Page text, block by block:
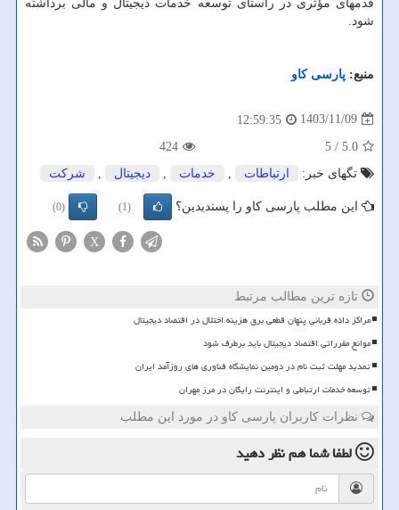
قدمهای مؤثری در راستای توسعه خدمات دیجیتال و مالی برداشته
شود.
منبع: پارسی كاو
1403/11/09
12:59:35
5.0
/ 5
424
تگهای خبر:
ارتباطات خدمات دیجیتال شركت
این مطلب پارسی کاو را پسندیدین؟ (1)
(0)
X
تازه ترین مطالب مرتبط
مراکز داده قربانی پنهان قطعی برق هزینه اختلال در اقتصاد دیجیتال
موانع مقرراتی اقتصاد دیجیتال باید برطرف شود
تمدید مهلت ثبت نام در دومین نمایشگاه فناوری های روزآمد ایران
توسعه خدمات ارتباطی و اینترنت رایگان در مرز مهران
نظرات کاربران پارسی کاو در مورد این مطلب
لطفا شما همنظر دهید